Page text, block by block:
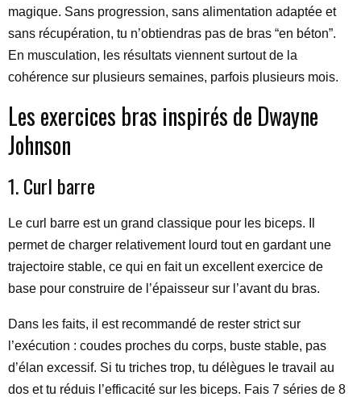
magique. Sans progression, sans alimentation adaptée et
sans récupération, tu n’obtiendras pas de bras “en béton”.
En musculation, les résultats viennent surtout de la
cohérence sur plusieurs semaines, parfois plusieurs mois.
Les exercices bras inspirés de Dwayne
Johnson
1. Curl barre
Le curl barre est un grand classique pour les biceps. Il
permet de charger relativement lourd tout en gardant une
trajectoire stable, ce qui en fait un excellent exercice de
base pour construire de l’épaisseur sur l’avant du bras.
Dans les faits, il est recommandé de rester strict sur
l’exécution : coudes proches du corps, buste stable, pas
d’élan excessif. Si tu triches trop, tu délègues le travail au
dos et tu réduis l’efficacité sur les biceps. Fais 7 séries de 8